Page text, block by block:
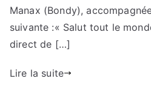
Manax (Bondy),
suivante :« Salut tout le
direct de […]
Lire la suite